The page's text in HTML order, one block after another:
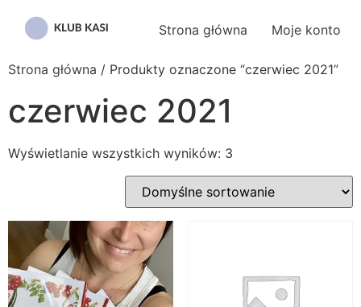
Strona główna Moje konto
Strona główna / Produkty oznaczone “czerwiec 2021”
czerwiec 2021
Wyświetlanie wszystkich wyników: 3